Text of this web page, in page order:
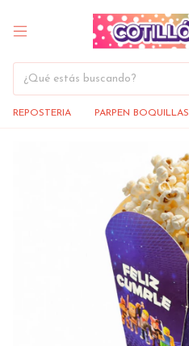
REPOSTERIA PARPEN BOQUILLAS